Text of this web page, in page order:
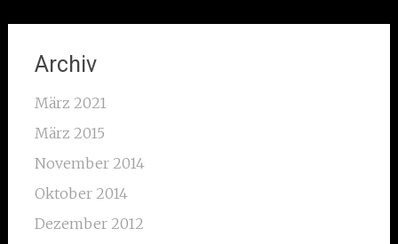
Archiv
März 2021
März 2015
November 2014
Oktober 2014
Dezember 2012